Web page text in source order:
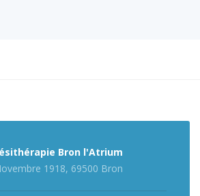
Bron l'Atrium
1918, 69500 Bron